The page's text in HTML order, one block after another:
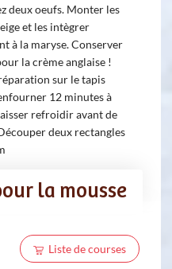
deux oeufs. Monter les
et les intègrer
à la maryse. Conserver
la crème anglaise !
sur le tapis
12 minutes à
refroidir avant de
deux rectangles
la mousse
Liste de courses